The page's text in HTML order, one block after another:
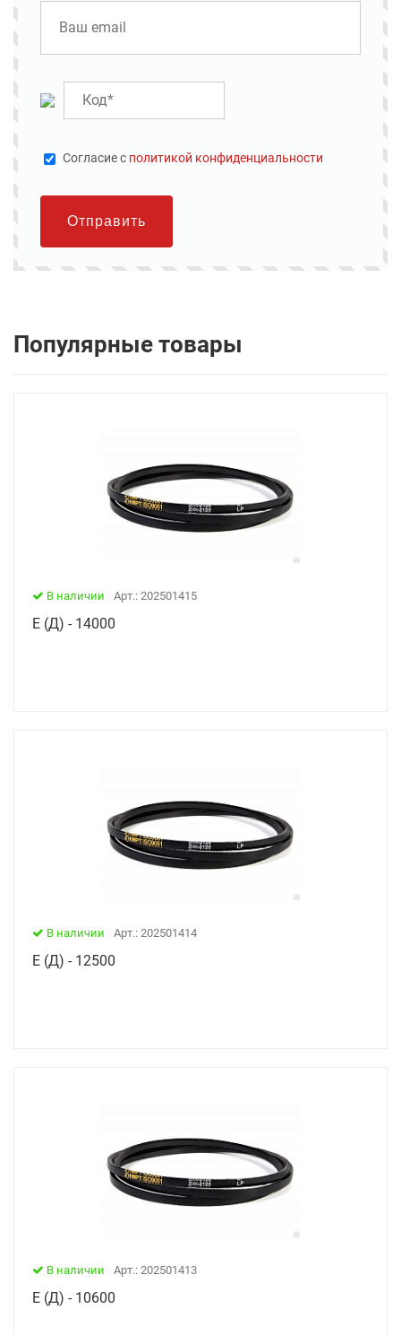
Cогласие с политикой конфиденциальности
Отправить
Популярные товары
В наличии Арт.: 202501415
Е (Д) - 14000
В наличии Арт.: 202501414
Е (Д) - 12500
В наличии Арт.: 202501413
Е (Д) - 10600